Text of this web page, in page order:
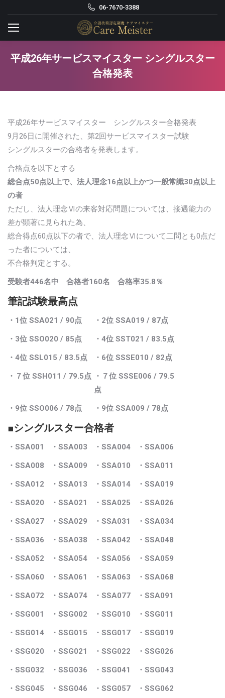
06-7670-3388
平成26年サービスマイスター シングルスター
合格発表
平成26年サービスマイスター シングルスター合格発表
9月26日に開催された、第2回サービスマイスター試験
シングルスターの合格者を発表します。
合格点を以下とする
総合点50点以上で、法人理念16点以上かつ一般常識30点以上
の者
ただし、法人理念Ⅵの来客対応問題については、接遇能力の
差が顕著に見られた為、
総合得点60点以下の者で、法人理念Ⅵについて二問とも0点だ
った者については、
不合格判定とする。
受験者446名中 合格者160名 合格率35.8％
筆記試験最高点
・1位 SSA021 / 90点 ・2位 SSA019 / 87点
・3位 SSO020 / 85点 ・4位 SST021 / 83.5点
・4位 SSL015 / 83.5点 ・6位 SSSE010 / 82点
・７位 SSH011 / 79.5点 ・７位 SSSE006 / 79.5
点
・9位 SSO006 / 78点 ・9位 SSA009 / 78点
■シングルスター合格者
・SSA001 ・SSA003 ・SSA004 ・SSA006
・SSA008 ・SSA009 ・SSA010 ・SSA011
・SSA012 ・SSA013 ・SSA014 ・SSA019
・SSA020 ・SSA021 ・SSA025 ・SSA026
・SSA027 ・SSA029 ・SSA031 ・SSA034
・SSA036 ・SSA038 ・SSA042 ・SSA048
・SSA052 ・SSA054 ・SSA056 ・SSA059
・SSA060 ・SSA061 ・SSA063 ・SSA068
・SSA072 ・SSA074 ・SSA077 ・SSA091
・SSG001 ・SSG002 ・SSG010 ・SSG011
・SSG014 ・SSG015 ・SSG017 ・SSG019
・SSG020 ・SSG021 ・SSG022 ・SSG026
・SSG032 ・SSG036 ・SSG041 ・SSG043
・SSG045 ・SSG046 ・SSG057 ・SSG062